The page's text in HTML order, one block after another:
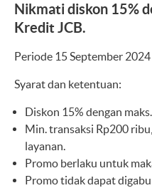
Nikmati diskon 15%
Kredit JCB.
Periode 15 September
Syarat dan ketentuan:
Diskon 15% dengan
Min. transaksi Rp200
layanan.
Promo berlaku untuk
Promo tidak dapat